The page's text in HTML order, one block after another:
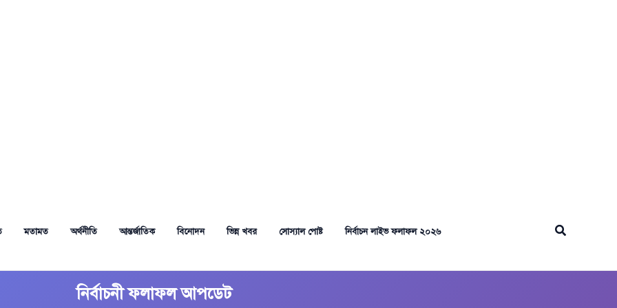
মতামত অর্থনীতি আন্তর্জাতিক বিনোদন ভিন্ন খবর সোস্যাল পোষ্ট নির্বাচন লাইভ ফলাফল ২০২৬ Search
নির্বাচনী ফলাফল আপডেট